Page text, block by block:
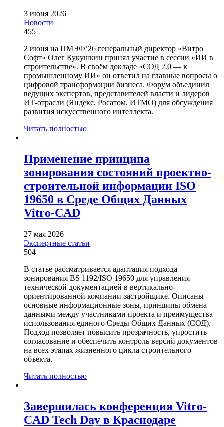
3 июня 2026
Новости
455
2 июня на ПМЭФ’26 генеральный директор «Витро
Софт» Олег Кукушкин принял участие в сессии «ИИ в
строительстве». В своём докладе «СОД 2.0 — к
промышленному ИИ» он ответил на главные вопросы о
цифровой трансформации бизнеса. Форум объединил
ведущих экспертов, представителей власти и лидеров
ИТ-отрасли (Яндекс, Росатом, ИТМО) для обсуждения
развития искусственного интеллекта.
Читать полностью
Применение принципа
зонирования состояний проектно-
строительной информации ISO
19650 в Среде Общих Данных
Vitro-CAD
27 мая 2026
Экспертные статьи
504
В статье рассматривается адаптация подхода
зонирования BS 1192/ISO 19650 для управления
технической документацией в вертикально-
ориентированной компании-застройщике. Описаны
основные информационные зоны, принципы обмена
данными между участниками проекта и преимущества
использования единого Среды Общих Данных (СОД).
Подход позволяет повысить прозрачность, упростить
согласование и обеспечить контроль версий документов
на всех этапах жизненного цикла строительного
объекта.
Читать полностью
Завершилась конференция Vitro-
CAD Tech Day в Краснодаре